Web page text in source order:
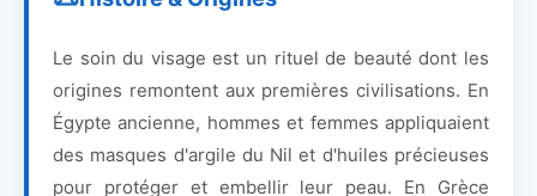
Le soin du visage est un rituel de beauté dont les
origines remontent aux premières civilisations. En
Égypte ancienne, hommes et femmes appliquaient
des masques d'argile du Nil et d'huiles précieuses
pour protéger et embellir leur peau. En Grèce